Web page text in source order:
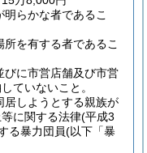
らかな者であるこ
を有する者であるこ
びに市営店舗及び市営
ていないこと。
居しようとする親族が
に関する法律(平成3
る暴力団員(以下「暴